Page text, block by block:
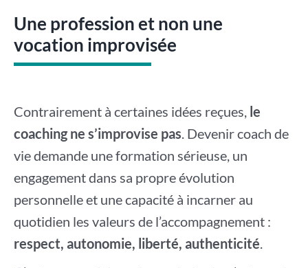
Une profession et non une
vocation improvisée
Contrairement à certaines idées reçues, le
coaching ne s’improvise pas. Devenir coach de
vie demande une formation sérieuse, un
engagement dans sa propre évolution
personnelle et une capacité à incarner au
quotidien les valeurs de l’accompagnement :
respect, autonomie, liberté, authenticité.